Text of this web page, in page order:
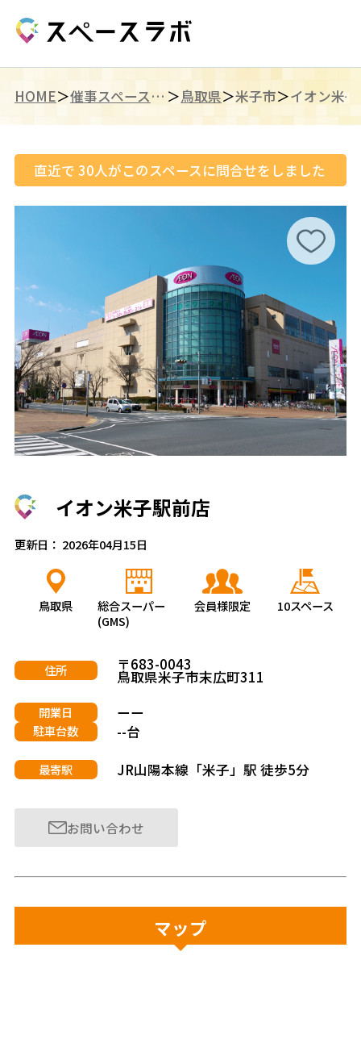
HOME 催事スペース（山陰） 鳥取県 米子市 イオン米
直近で 30人がこのスペースに問合せをしました
イオン米子駅前店
更新日： 2026年04月15日
鳥取県
総合スーパー
(GMS)
会員様限定 10スペース
住所 〒683-0043
鳥取県米子市末広町311
開業日 ーー
駐車台数 --台
最寄駅 JR山陽本線「米子」駅 徒歩5分
お問い合わせ
マップ